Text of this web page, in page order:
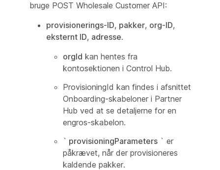
bruge POST Wholesale Customer API:
provisionerings-ID, pakker, org-ID,
eksternt ID, adresse.
orgId kan hentes fra
kontosektionen i Control Hub.
ProvisioningId kan findes i afsnittet
Onboarding-skabeloner i Partner
Hub ved at se detaljerne for en
engros-skabelon.
` provisioningParameters ` er
påkrævet, når der provisioneres
kaldende pakker.